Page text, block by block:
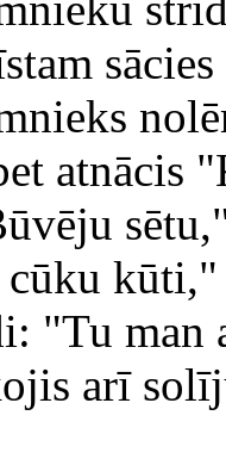
atnācis
"Tu man
arī